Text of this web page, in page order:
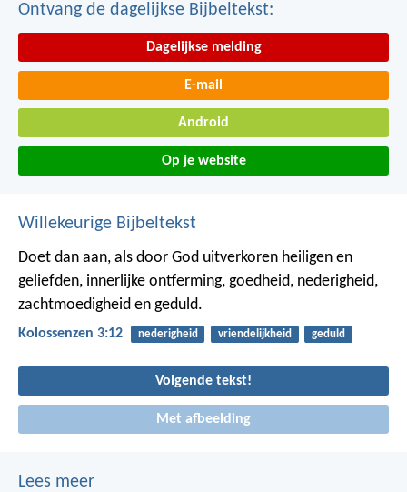
Ontvang de dagelijkse Bijbeltekst:
Dagelijkse melding
E-mail
Android
Op je website
Willekeurige Bijbeltekst
Doet dan aan, als door God uitverkoren heiligen en
geliefden, innerlijke ontferming, goedheid, nederigheid,
zachtmoedigheid en geduld.
Kolossenzen 3:12 nederigheid vriendelijkheid geduld
Volgende tekst!
Met afbeelding
Lees meer